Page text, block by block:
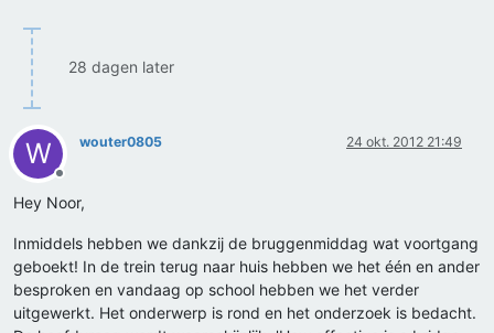
28 dagen later
W
Offline
wouter0805 24 okt. 2012 21:49
Hey Noor,
Inmiddels hebben we dankzij de bruggenmiddag wat voortgang
geboekt! In de trein terug naar huis hebben we het één en ander
besproken en vandaag op school hebben we het verder
uitgewerkt. Het onderwerp is rond en het onderzoek is bedacht.